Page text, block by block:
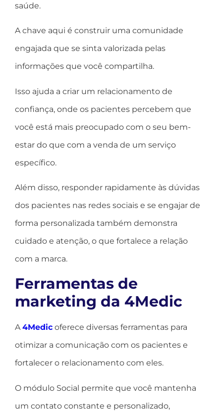
saúde.
A chave aqui é construir uma comunidade
engajada que se sinta valorizada pelas
informações que você compartilha.
Isso ajuda a criar um relacionamento de
confiança, onde os pacientes percebem que
você está mais preocupado com o seu bem-
estar do que com a venda de um serviço
específico.
Além disso, responder rapidamente às dúvidas
dos pacientes nas redes sociais e se engajar de
forma personalizada também demonstra
cuidado e atenção, o que fortalece a relação
com a marca.
Ferramentas de
marketing da 4Medic
A4Medic oferece diversas ferramentas para
otimizar a comunicação com os pacientes e
fortalecer o relacionamento com eles.
O módulo Social permite que você mantenha
um contato constante e personalizado,